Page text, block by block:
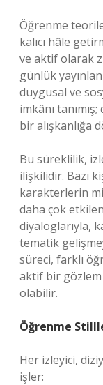
Öğrenme
kalıcı hâle
ve aktif olarak
günlük
duygusal ve
imkânı
bir alışkanlığa
Bu süreklilik,
ilişkilidir. Bazı
karakterlerin
daha çok
diyaloglarıyla,
tematik
süreci, farklı
aktif bir
olabilir.
Öğrenme
Her izleyici,
işler: